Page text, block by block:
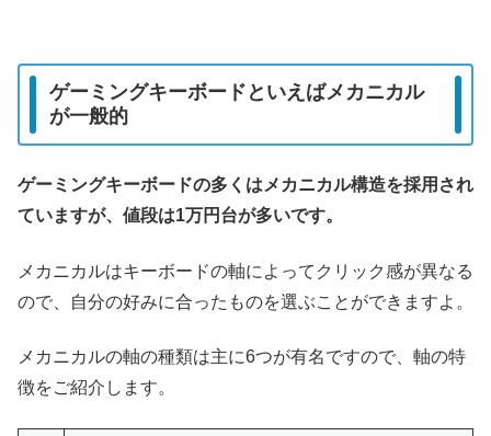
ゲーミングキーボードといえばメカニカル
が一般的
ゲーミングキーボードの多くはメカニカル構造を採用され
ていますが、値段は1万円台が多いです。
メカニカルはキーボードの軸によってクリック感が異なる
ので、自分の好みに合ったものを選ぶことができますよ。
メカニカルの軸の種類は主に6つが有名ですので、軸の特
徴をご紹介します。